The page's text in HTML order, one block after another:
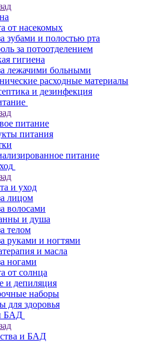
от насекомых
зубами и полостью рта
за потоотделением
гигиена
лежачими больными
расходные материалы
и дезинфекция
питание
питания
питание
и уход
лицом
волосами
и душа
телом
руками и ногтями
и масла
ногами
от солнца
и депиляция
наборы
для здоровья
БАД
и БАД